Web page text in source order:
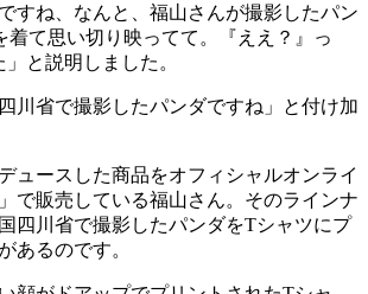
すね、なんと、福山さんが撮影したパン
着て思い切り映ってて。『ええ？』っ
と説明しました。
川省で撮影したパンダですね」と付け加
ュースした商品をオフィシャルオンライ
で販売している福山さん。そのラインナ
四川省で撮影したパンダをTシャツにプ
あるのです。